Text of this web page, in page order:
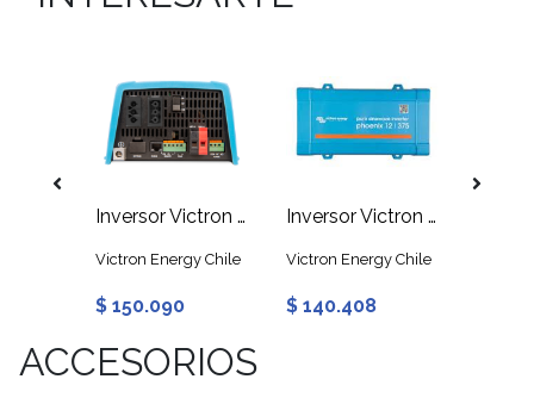
Inversor Victron Phoenix 375VA 12V 230V 50Hz Schuko
Victron Energy Chile
$ 150.090
Inversor Victron Phoenix 250VA 12V 230V 50Hz Schuko
Victron Energy Chile
$ 140.408
ACCESORIOS